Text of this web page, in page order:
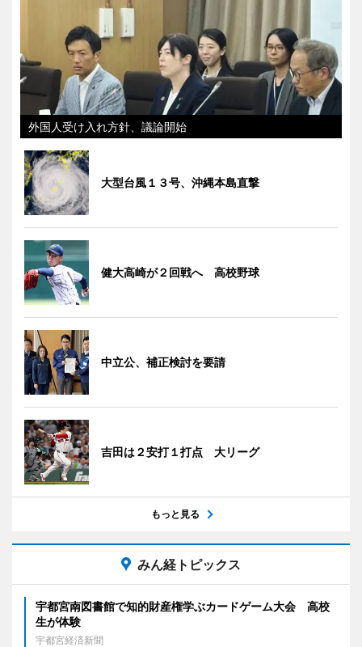
外国人受け入れ方針、議論開始
大型台風１３号、沖縄本島直撃
健大高崎が２回戦へ 高校野球
中立公、補正検討を要請
吉田は２安打１打点 大リーグ
もっと見る
みん経トピックス
宇都宮南図書館で知的財産権学ぶカードゲーム大会 高校
生が体験
宇都宮経済新聞